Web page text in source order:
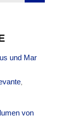
und Mar
,
von